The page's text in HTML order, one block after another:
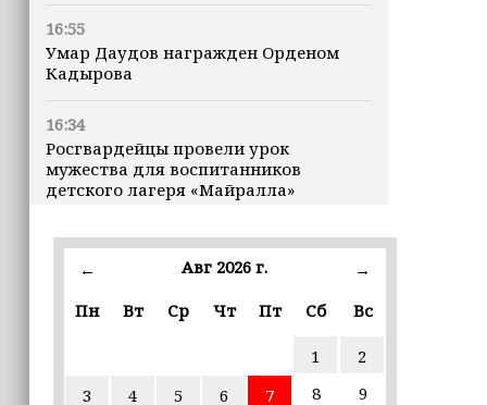
16:55
Умар Даудов награжден Орденом
Кадырова
16:34
Росгвардейцы провели урок
мужества для воспитанников
детского лагеря «Майралла»
16:30
Дмитрий Чернышенко: Внутренний
въездной — на 20,1%
Из бюджета Чечни дополнительно
← Авг 2026 г.
→
Пн
Вт Ср Чт Пт Сб Вс
1
2
3
4 5 6 7 8
9